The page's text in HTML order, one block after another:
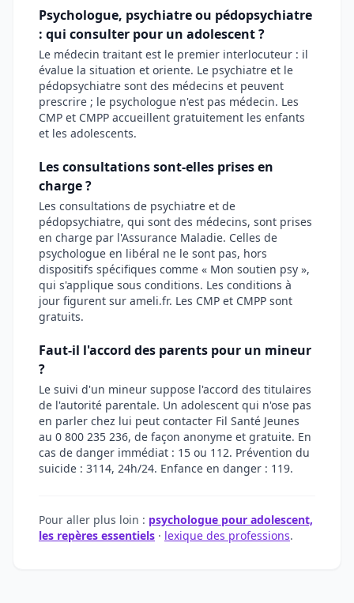
Psychologue, psychiatre ou pédopsychiatre
: qui consulter pour un adolescent ?
Le médecin traitant est le premier interlocuteur : il
évalue la situation et oriente. Le psychiatre et le
pédopsychiatre sont des médecins et peuvent
prescrire ; le psychologue n'est pas médecin. Les
CMP et CMPP accueillent gratuitement les enfants
et les adolescents.
Les consultations sont-elles prises en
charge ?
Les consultations de psychiatre et de
pédopsychiatre, qui sont des médecins, sont prises
en charge par l'Assurance Maladie. Celles de
psychologue en libéral ne le sont pas, hors
dispositifs spécifiques comme « Mon soutien psy »,
qui s'applique sous conditions. Les conditions à
jour figurent sur ameli.fr. Les CMP et CMPP sont
gratuits.
Faut-il l'accord des parents pour un mineur
?
Le suivi d'un mineur suppose l'accord des titulaires
de l'autorité parentale. Un adolescent qui n'ose pas
en parler chez lui peut contacter Fil Santé Jeunes
au 0 800 235 236, de façon anonyme et gratuite. En
cas de danger immédiat : 15 ou 112. Prévention du
suicide : 3114, 24h/24. Enfance en danger : 119.
Pour aller plus loin : psychologue pour adolescent,
les repères essentiels · lexique des professions.